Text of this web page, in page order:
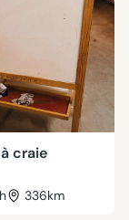
craie
336km